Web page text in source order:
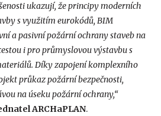
ukazují, že principy moderních
s využitím eurokódů, BIM
a pasivní požární ochrany staveb na
i pro průmyslovou výstavbu s
Díky zapojení komplexního
průkaz požární bezpečnosti,
na úseku požární ochrany,“
ARCHaPLAN.